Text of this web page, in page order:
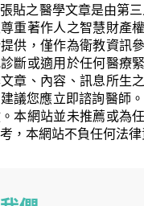
貼之醫學文章是由第
重著作人之智慧財產
供，僅作為衛教資訊
斷或適用於任何醫療
章、內容、訊息所生
議您應立即諮詢醫師
本網站並未推薦或為
，本網站不負任何法律